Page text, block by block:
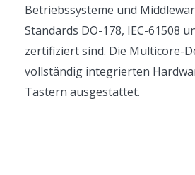
Betriebssysteme und
Standards DO-178, IEC-61508
zertifiziert sind. Die Multicore-
vollständig integrierten
Tastern ausgestattet.